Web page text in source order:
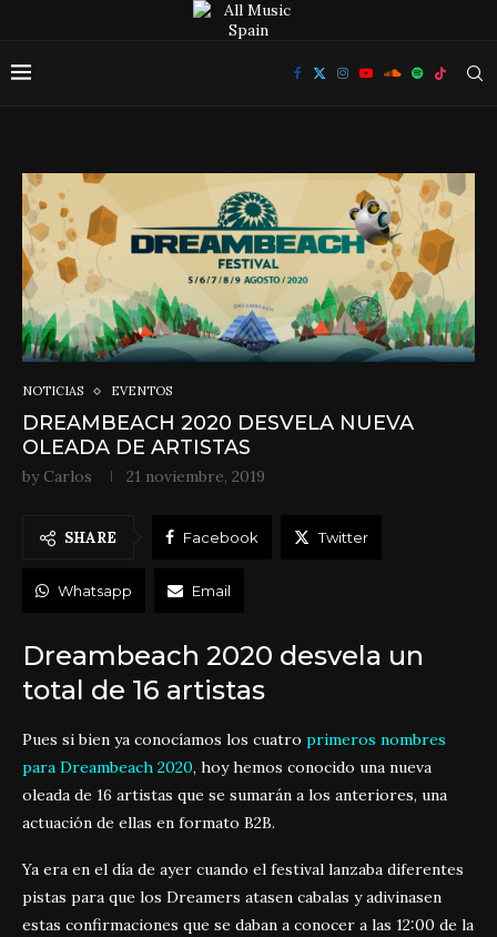
NOTICIAS EVENTOS
DREAMBEACH 2020 DESVELA NUEVA
OLEADA DE ARTISTAS
by Carlos 21 noviembre, 2019
SHARE Facebook Twitter
Whatsapp Email
Dreambeach 2020 desvela un
total de 16 artistas
Pues si bien ya conocíamos los cuatro primeros nombres
para Dreambeach 2020, hoy hemos conocido una nueva
oleada de 16 artistas que se sumarán a los anteriores, una
actuación de ellas en formato B2B.
Ya era en el día de ayer cuando el festival lanzaba diferentes
pistas para que los Dreamers atasen cabalas y adivinasen
estas confirmaciones que se daban a conocer a las 12:00 de la